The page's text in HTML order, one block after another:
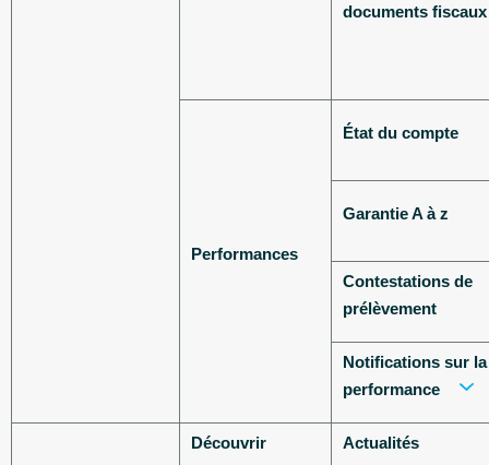
documents fiscaux
Performances
État du compte
Garantie A à z
Contestations de
prélèvement
Notifications sur la
performance
Découvrir Actualités